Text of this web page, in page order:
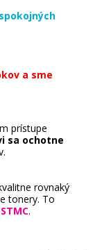
a sme
prístupe
sa ochotne
rovnaký
tonery. To
.